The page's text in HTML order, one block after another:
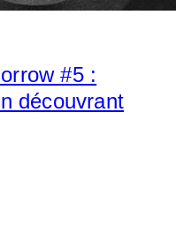
#5 :
découvrant